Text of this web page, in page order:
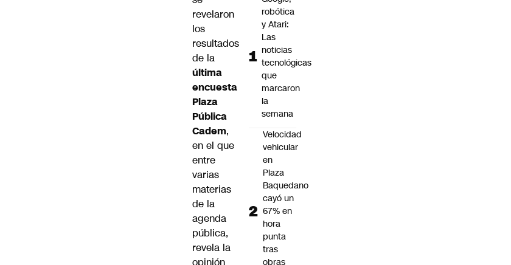
revelaron
los
resultados
de la
última
encuesta
Plaza
Pública
Cadem,
en el que
entre
varias
materias
de la
agenda
pública,
revela la
opinión
robótica
y Atari:
Las
noticias
tecnológicas
que
marcaron
la
semana
Velocidad
vehicular
en
Plaza
Baquedano
cayó un
67% en
hora
punta
tras
obras